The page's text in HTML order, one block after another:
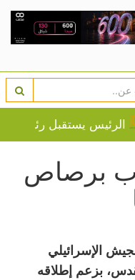
يستقبل رئيسة
برصاص
الإسرائيلي
بزعم إطلاقه